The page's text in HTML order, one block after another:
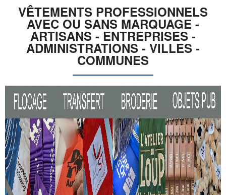
VÊTEMENTS PROFESSIONNELS
AVEC OU SANS MARQUAGE -
ARTISANS - ENTREPRISES -
ADMINISTRATIONS - VILLES -
COMMUNES